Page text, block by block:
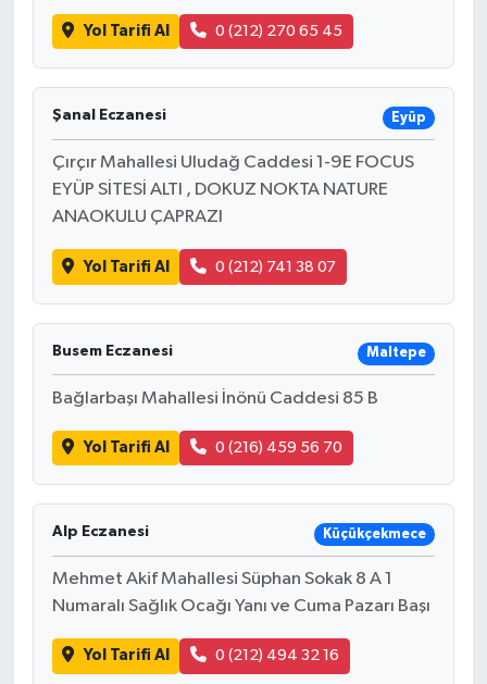
Yol Tarifi Al 0 (212) 270 65 45
Şanal Eczanesi Eyüp
Çırçır Mahallesi Uludağ Caddesi 1-9E FOCUS
EYÜP SİTESİ ALTI , DOKUZ NOKTA NATURE
ANAOKULU ÇAPRAZI
Yol Tarifi Al 0 (212) 741 38 07
Busem Eczanesi Maltepe
Bağlarbaşı Mahallesi İnönü Caddesi 85 B
Yol Tarifi Al 0 (216) 459 56 70
Alp Eczanesi Küçükçekmece
Mehmet Akif Mahallesi Süphan Sokak 8 A 1
Numaralı Sağlık Ocağı Yanı ve Cuma Pazarı Başı
Yol Tarifi Al 0 (212) 494 32 16